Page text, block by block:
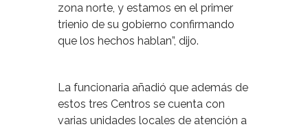
zona norte, y estamos en el primer
trienio de su gobierno confirmando
que los hechos hablan”, dijo.
La funcionaria añadió que además de
estos tres Centros se cuenta con
varias unidades locales de atención a